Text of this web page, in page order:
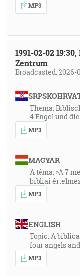
MP3
1991-02-02
Zentrum
Broadcasted: 2026-
Thema:
4 Engel und die
MP3
MAGYAR
A téma: »A 7
bibliai
MP3
ENGLISH
Topic: A
four angels
MP3